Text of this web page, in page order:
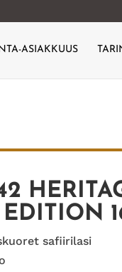
ASIAKKUUS
safiirilasi